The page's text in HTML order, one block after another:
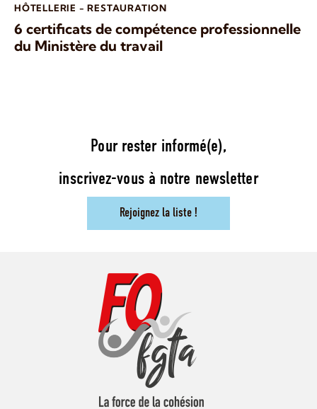
HÔTELLERIE - RESTAURATION
6 certificats de compétence professionnelle
du Ministère du travail
Pour rester informé(e),
inscrivez-vous à notre newsletter
Rejoignez la liste !